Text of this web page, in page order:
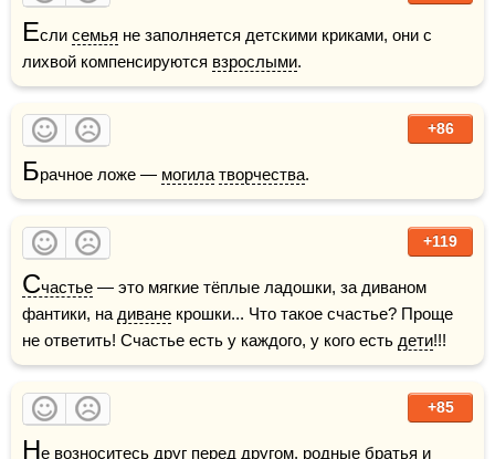
Если семья не заполняется детскими криками, они с
лихвой компенсируются взрослыми.
+86
Брачное ложе — могила творчества.
+119
Счастье — это мягкие тёплые ладошки, за диваном
фантики, на диване крошки... Что такое счастье? Проще
не ответить! Счастье есть у каждого, у кого есть дети!!!
+85
Не возноситесь друг перед другом, родные брат